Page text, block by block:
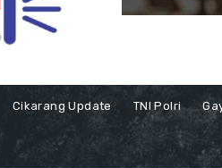
Cikarang Update TNI Polri